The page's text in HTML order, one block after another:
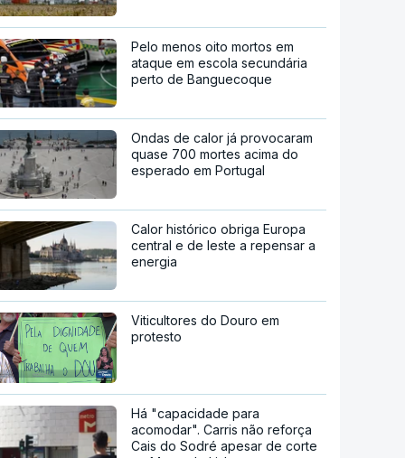
Pelo menos oito mortos em
ataque em escola secundária
perto de Banguecoque
Ondas de calor já provocaram
quase 700 mortes acima do
esperado em Portugal
Calor histórico obriga Europa
central e de leste a repensar a
energia
Viticultores do Douro em
protesto
Há "capacidade para
acomodar". Carris não reforça
Cais do Sodré apesar de corte